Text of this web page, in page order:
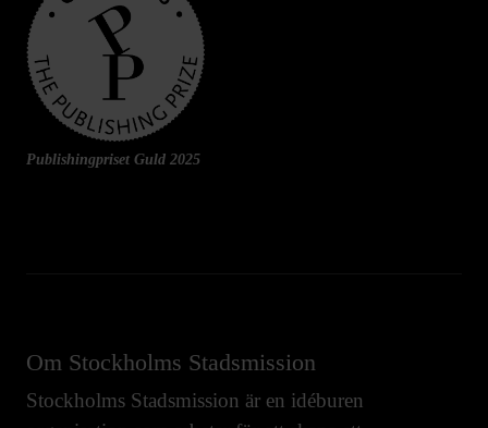
Publishingpriset Guld 2025
Om Stockholms Stadsmission
Stockholms Stadsmission är en idéburen